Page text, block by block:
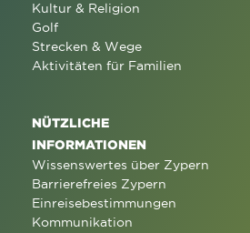
Kultur & Religion
Golf
Strecken & Wege
Aktivitäten für Familien
NÜTZLICHE
INFORMATIONEN
Wissenswertes über Zypern
Barrierefreies Zypern
Einreisebestimmungen
Kommunikation